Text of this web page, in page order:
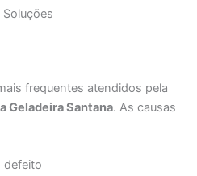
frequentes atendidos pela
Geladeira Santana. As causas
defeito